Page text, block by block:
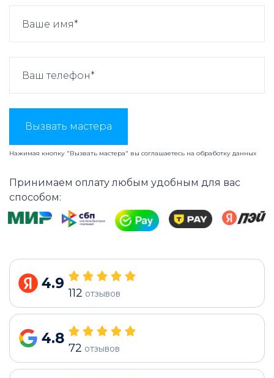
Вызвать мастера
Нажимая кнопку "Вызвать мастера" вы соглашаетесь на обработку данных
Принимаем оплату любым удобным для вас
способом:
4.9
112 отзывов
4.8
72 отзывов